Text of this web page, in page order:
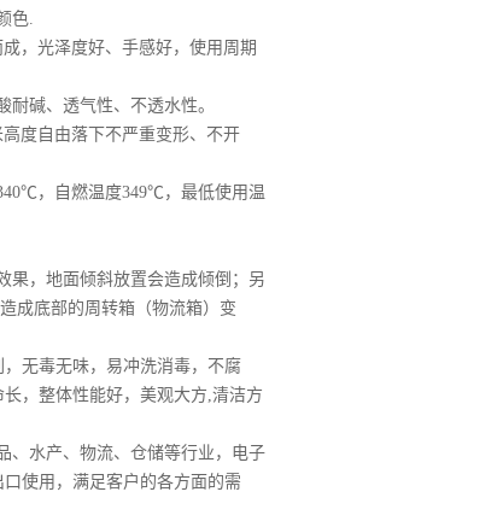
色.
，光泽度好、手感好，使用周期
碱、透气性、不透水性。
度自由落下不严重变形、不开
，自燃温度349℃，最低使用温
果，地面倾斜放置会造成倾倒；另
成底部的周转箱（物流箱）变
无毒无味，易冲洗消毒，不腐
，整体性能好，美观大方,清洁方
、水产、物流、仓储等行业，电子
使用，满足客户的各方面的需